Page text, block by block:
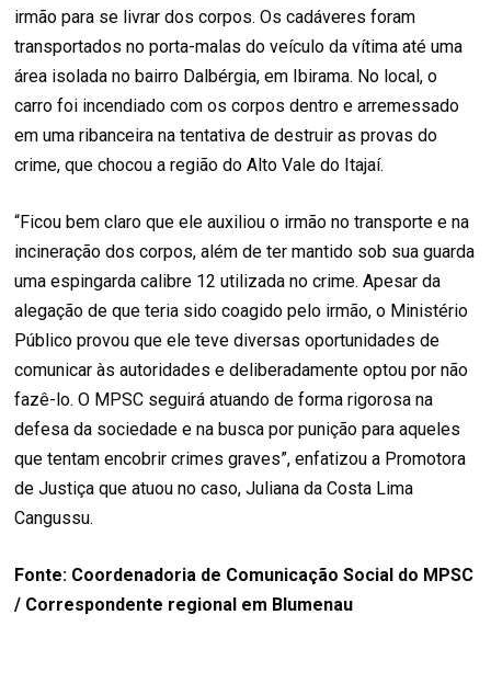
irmão para se livrar dos corpos. Os cadáveres foram
transportados no porta-malas do veículo da vítima até uma
área isolada no bairro Dalbérgia, em Ibirama. No local, o
carro foi incendiado com os corpos dentro e arremessado
em uma ribanceira na tentativa de destruir as provas do
crime, que chocou a região do Alto Vale do Itajaí.
“Ficou bem claro que ele auxiliou o irmão no transporte e na
incineração dos corpos, além de ter mantido sob sua guarda
uma espingarda calibre 12 utilizada no crime. Apesar da
alegação de que teria sido coagido pelo irmão, o Ministério
Público provou que ele teve diversas oportunidades de
comunicar às autoridades e deliberadamente optou por não
fazê-lo. O MPSC seguirá atuando de forma rigorosa na
defesa da sociedade e na busca por punição para aqueles
que tentam encobrir crimes graves”, enfatizou a Promotora
de Justiça que atuou no caso, Juliana da Costa Lima
Cangussu.
Fonte: Coordenadoria de Comunicação Social do MPSC
/ Correspondente regional em Blumenau